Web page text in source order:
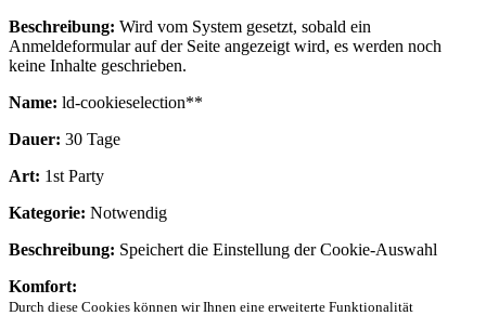
Beschreibung: Wird vom System gesetzt, sobald ein
Anmeldeformular auf der Seite angezeigt wird, es werden noch
keine Inhalte geschrieben.
Name: ld-cookieselection**
Dauer: 30 Tage
Art: 1st Party
Kategorie: Notwendig
Beschreibung: Speichert die Einstellung der Cookie-Auswahl
Komfort:
Durch diese Cookies können wir Ihnen eine erweiterte Funktionalität